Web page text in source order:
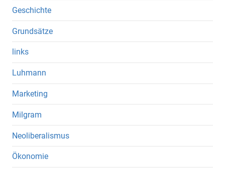
Geschichte
Grundsätze
links
Luhmann
Marketing
Milgram
Neoliberalismus
Ökonomie